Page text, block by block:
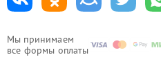
Мы принимаем
все формы оплаты